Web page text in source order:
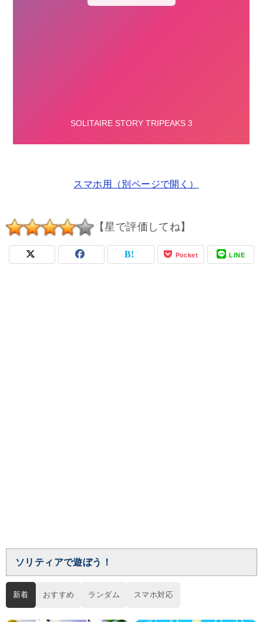
スマホ用（別ページで開く）
【星で評価してね】
Pocket LINE
ソリティアで遊ぼう！
新着 おすすめ ランダム スマホ対応